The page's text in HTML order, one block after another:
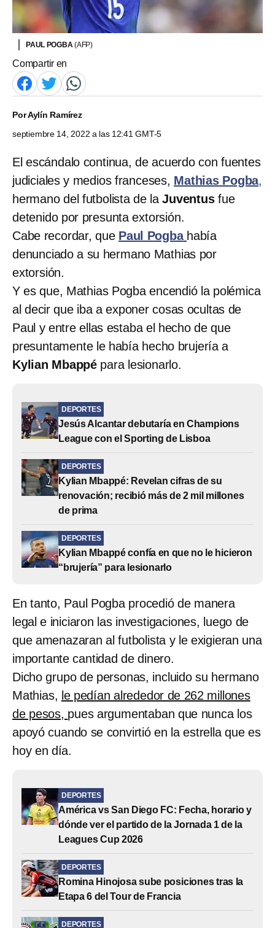
PAUL POGBA(AFP)
Compartir en
PorAylín Ramírez
septiembre 14, 2022 a las 12:41 GMT-5
El escándalo continua, de acuerdo con fuentes
judiciales y medios franceses, Mathias Pogba,
hermano del futbolista de laJuventusfue
detenido por presunta extorsión.
Cabe recordar, que Paul Pogba había
denunciado a su hermano Mathias por
extorsión.
Y es que, Mathias Pogba encendió la polémica
al decir que iba a exponer cosas ocultas de
Paul y entre ellas estaba el hecho de que
presuntamente le había hecho brujería a
Kylian Mbappé para lesionarlo.
DEPORTES
Jesús Alcantar debutaría en Champions
League con el Sporting de Lisboa
DEPORTES
Kylian Mbappé: Revelan cifras de su
renovación; recibió más de 2 mil millones
de prima
DEPORTES
Kylian Mbappé confía en que no le hicieron
“brujería” para lesionarlo
En tanto, Paul Pogba procedió de manera
legal e iniciaron las investigaciones, luego de
que amenazaran al futbolista y le exigieran una
importante cantidad de dinero.
Dicho grupo de personas, incluido su hermano
Mathias, le pedían alrededor de 262 millones
de pesos, pues argumentaban que nunca los
apoyó cuando se convirtió en la estrella que es
hoy en día.
DEPORTES
América vs San Diego FC: Fecha, horario y
dónde ver el partido de la Jornada 1 de la
Leagues Cup 2026
DEPORTES
Romina Hinojosa sube posiciones tras la
Etapa 6 del Tour de Francia
DEPORTES